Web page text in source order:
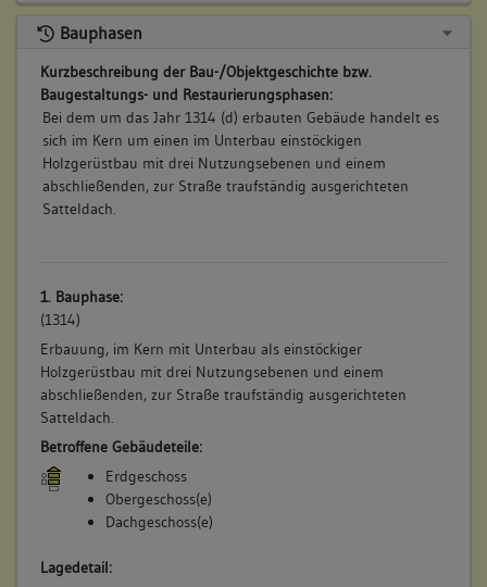
Bauphasen
Kurzbeschreibung der Bau-/Objektgeschichte bzw.
Baugestaltungs- und Restaurierungsphasen:
Bei dem um das Jahr 1314 (d) erbauten Gebäude handelt es
sich im Kern um einen im Unterbau einstöckigen
Holzgerüstbau mit drei Nutzungsebenen und einem
abschließenden, zur Straße traufständig ausgerichteten
Satteldach.
1. Bauphase:
(1314)
Erbauung, im Kern mit Unterbau als einstöckiger
Holzgerüstbau mit drei Nutzungsebenen und einem
abschließenden, zur Straße traufständig ausgerichteten
Satteldach.
Betroffene Gebäudeteile:
Erdgeschoss
Obergeschoss(e)
Dachgeschoss(e)
Lagedetail: